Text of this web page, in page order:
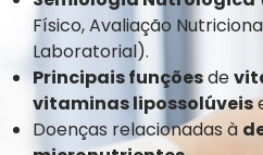
Físico, Avaliação
Laboratorial).
Principais funçõesde
vitaminas lipossolúveis
Doenças relacionadas à